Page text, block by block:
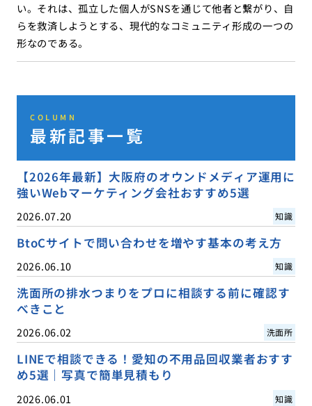
い。それは、孤立した個人がSNSを通じて他者と繋がり、自
らを救済しようとする、現代的なコミュニティ形成の一つの
形なのである。
COLUMN
最新記事一覧
【2026年最新】大阪府のオウンドメディア運用に
強いWebマーケティング会社おすすめ5選
2026.07.20 知識
BtoCサイトで問い合わせを増やす基本の考え方
2026.06.10 知識
洗面所の排水つまりをプロに相談する前に確認す
べきこと
2026.06.02 洗面所
LINEで相談できる！愛知の不用品回収業者おすす
め5選｜写真で簡単見積もり
2026.06.01 知識